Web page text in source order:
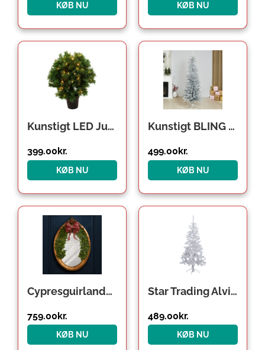
KØB NU KØB NU
Kunstigt LED Juletræ I Potte 70 cm
399.00kr.
KØB NU
Kunstigt BLING Juletræ Sølv 180 x 68 cm Klasse C
499.00kr.
KØB NU
Cypresguirlande 185cm
759.00kr.
KØB NU
Star Trading Alvik kunstigt juletræ med lys, 150 cm
489.00kr.
KØB NU